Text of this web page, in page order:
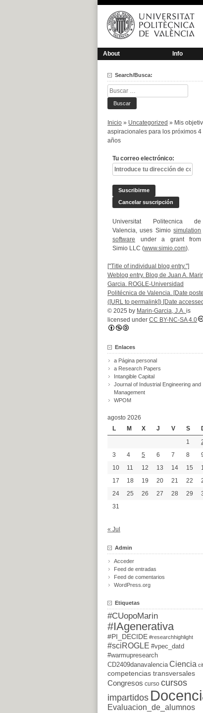
Saltar
contenido
About Info
Search/Busca:
Buscar:
Inicio » Uncategorized » Mis
aspiracionales para los próximos 4
años
Tu correo electrónico:
Universitat Politecnica de
Valencia, uses Simiosimulation
software under a grant from
Simio LLC (www.simio.com).
["Title of individual blog entry."]
Weblog entry. Blog de Juan A.
Garcia. ROGLE-Universidad
Politécnica de Valencia. [Date
([URL to permalink]) [Date
© 2025 by Marin-Garcia, J.A. is
licensed under CC BY-NC-SA 4.0
Enlaces
a Página personal
a Research Papers
Intangible Capital
Journal of Industrial Engineering and
Management
WPOM
agosto 2026
L
M X J V S
1
3
4 5 6 7 8
10
11 12 13 14 15
17
18 19 20 21 22
24
25 26 27 28 29
31
« Jul
Admin
Acceder
Feed de entradas
Feed de comentarios
WordPress.org
Etiquetas
#CUopoMarin
#IAgenerativa
#PI_DECIDE #researchhighlight
#sciROGLE #vpec_datd
#warmupresearch
CD2409danavalencia Ciencia
competencias transversales
Congresos curso cursos
impartidos
Evaluacion_de_alumnos